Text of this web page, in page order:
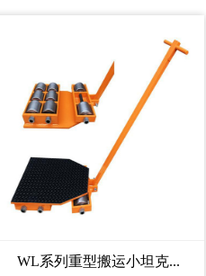
WL系列重型搬运小坦克...